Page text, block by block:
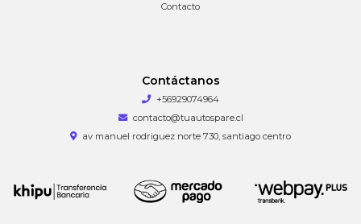
Contacto
Contáctanos
+56929074964
contacto@tuautospare.cl
av manuel rodriguez norte 730, santiago centro